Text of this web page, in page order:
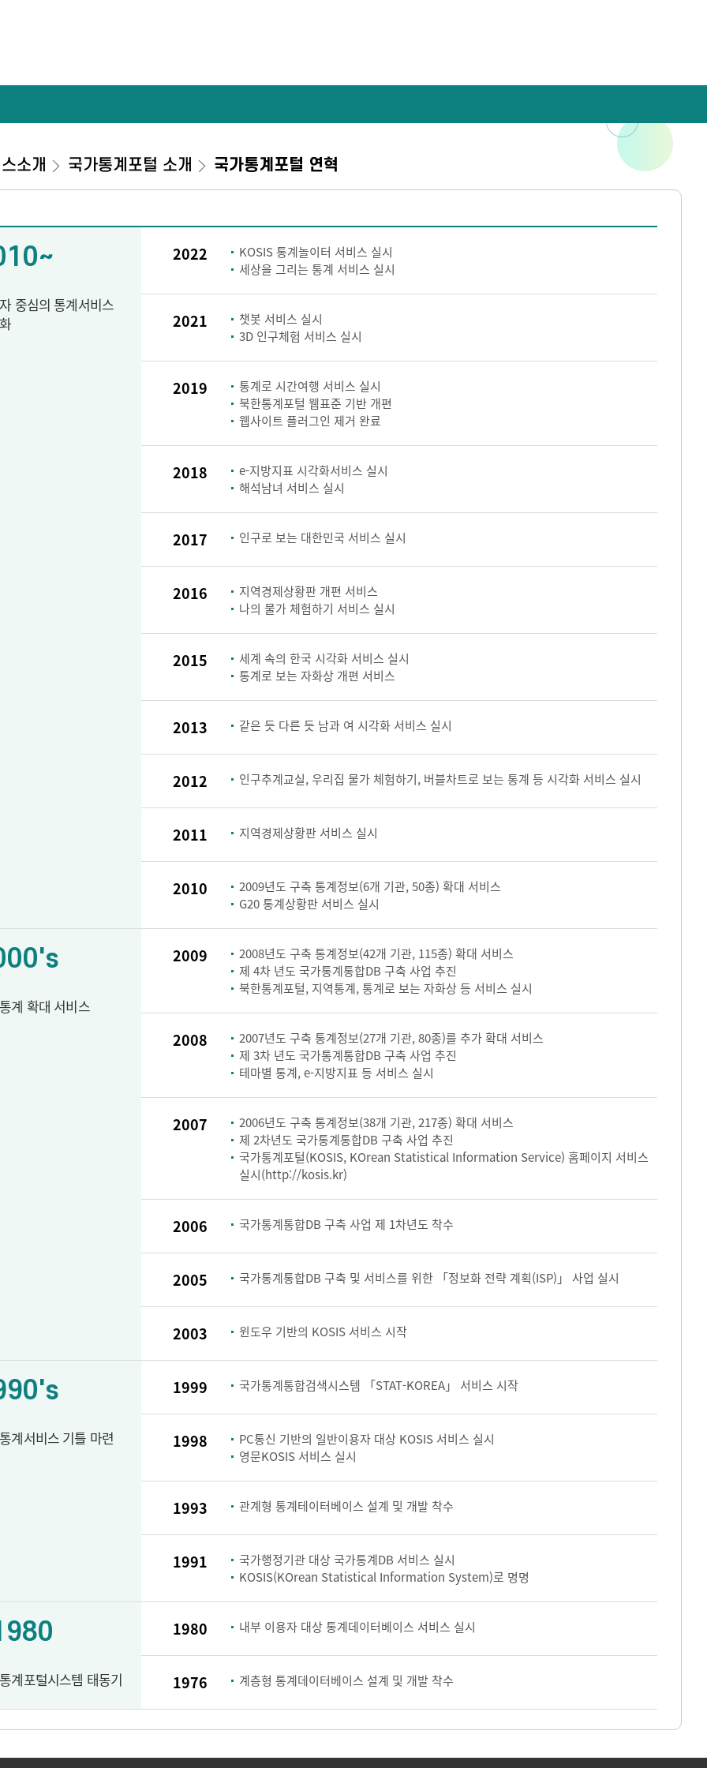
소개 국가통계포털 소개 국가통계포털 연혁
중심의 통계서비스
2022
KOSIS 통계놀이터 서비스 실시
세상을 그리는 통계 서비스 실시
2021
챗봇 서비스 실시
3D 인구체험 서비스 실시
2019
통계로 시간여행 서비스 실시
북한통계포털 웹표준 기반 개편
웹사이트 플러그인 제거 완료
2018
e-지방지표 시각화서비스 실시
해석남녀 서비스 실시
2017 인구로 보는 대한민국 서비스 실시
2016
지역경제상황판 개편 서비스
나의 물가 체험하기 서비스 실시
2015
세계 속의 한국 시각화 서비스 실시
통계로 보는 자화상 개편 서비스
2013 같은 듯 다른 듯 남과 여 시각화 서비스 실시
2012 인구추계교실, 우리집 물가 체험하기, 버블차트로 보는 통계 등 시각화 서비스 실시
2011 지역경제상황판 서비스 실시
2010
2009년도 구축 통계정보(6개 기관, 50종) 확대 서비스
G20 통계상황판 서비스 실시
계 확대 서비스
2009
2008년도 구축 통계정보(42개 기관, 115종) 확대 서비스
제 4차 년도 국가통계통합DB 구축 사업 추진
북한통계포털, 지역통계, 통계로 보는 자화상 등 서비스 실시
2008
2007년도 구축 통계정보(27개 기관, 80종)를 추가 확대 서비스
제 3차 년도 국가통계통합DB 구축 사업 추진
테마별 통계, e-지방지표 등 서비스 실시
2007
2006년도 구축 통계정보(38개 기관, 217종) 확대 서비스
제 2차년도 국가통계통합DB 구축 사업 추진
국가통계포털(KOSIS, KOrean Statistical Information Service) 홈페이지 서비스
실시(http://kosis.kr)
2006 국가통계통합DB 구축 사업 제 1차년도 착수
2005 국가통계통합DB 구축 및 서비스를 위한 「정보화 전략 계획(ISP)」 사업 실시
2003 윈도우 기반의 KOSIS 서비스 시작
계서비스 기틀 마련
1999 국가통계통합검색시스템 「STAT-KOREA」 서비스 시작
1998
PC통신 기반의 일반이용자 대상 KOSIS 서비스 실시
영문KOSIS 서비스 실시
1993 관계형 통계테이터베이스 설계 및 개발 착수
1991
국가행정기관 대상 국가통계DB 서비스 실시
KOSIS(KOrean Statistical Information System)로 명명
계포털시스템 태동기
1980 내부 이용자 대상 통계데이터베이스 서비스 실시
1976 계층형 통계데이터베이스 설계 및 개발 착수